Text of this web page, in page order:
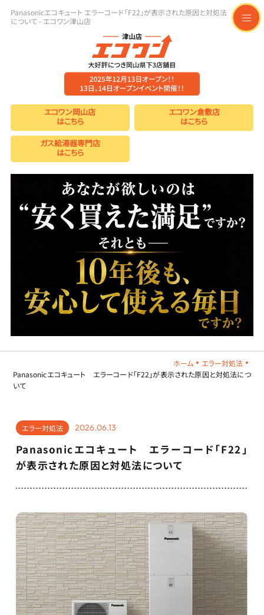
Panasonicエコキュート エラーコード「F22」が表示された原因と対処法
について - エコワン津山店
エコワン岡山店
はこちら
エコワン倉敷店
はこちら
ガス給湯器専門店
はこちら
t
o
i
ホーム
エラー対処法
Panasonicエコキュート エラーコード「F22」が表示された原因と対処法につ
いて
エラー対処法 2026.06.13
Panasonicエコキュート エラーコード「F22」
が表示された原因と対処法について